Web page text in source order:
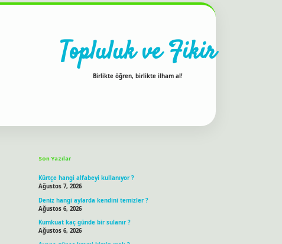
Topluluk ve Fikir
Birlikte öğren, birlikte ilham al!
Son Yazılar
Kürtçe hangi alfabeyi kullanıyor ?
Ağustos 7, 2026
Deniz hangi aylarda kendini temizler ?
Ağustos 6, 2026
Kumkuat kaç günde bir sulanır ?
Ağustos 6, 2026